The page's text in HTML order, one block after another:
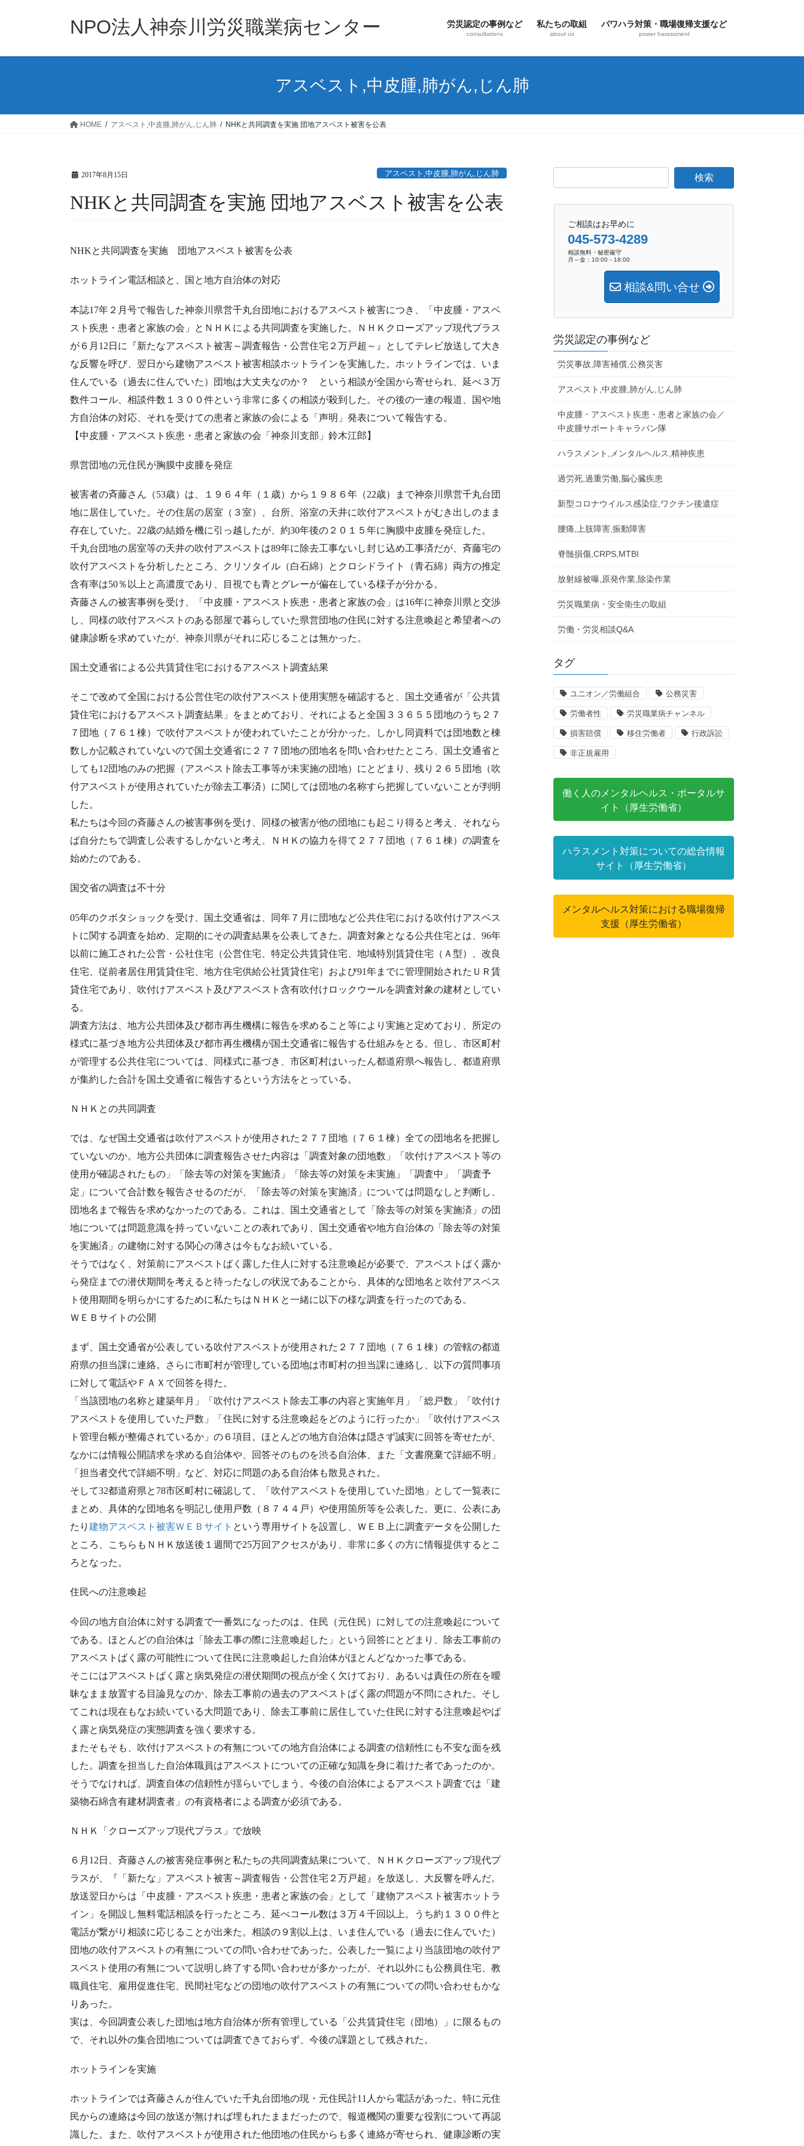
NPO法人神奈川労災職業病センター 労災認定の事例など
consultations
私たちの取組
about us
パワハラ対策・職場復帰支援など
power harassment
アスベスト,中皮腫,肺がん,じん肺
HOME アスベスト,中皮腫,肺がん,じん肺 NHKと共同調査を実施 団地アスベスト被害を公表
2017年8月15日 アスベスト,中皮腫,肺がん,じん肺
NHKと共同調査を実施 団地アスベスト被害を公表
NHKと共同調査を実施 団地アスベスト被害を公表
ホットライン電話相談と、国と地方自治体の対応
本誌17年２月号で報告した神奈川県営千丸台団地におけるアスベスト被害につき、「中皮腫・アスベ
スト疾患・患者と家族の会」とＮＨＫによる共同調査を実施した。ＮＨＫクローズアップ現代プラス
が６月12日に『新たなアスベスト被害～調査報告・公営住宅２万戸超～』としてテレビ放送して大き
な反響を呼び、翌日から建物アスベスト被害相談ホットラインを実施した。ホットラインでは、いま
住んでいる（過去に住んでいた）団地は大丈夫なのか？ という相談が全国から寄せられ、延べ３万
数件コール、相談件数１３００件という非常に多くの相談が殺到した。その後の一連の報道、国や地
方自治体の対応、それを受けての患者と家族の会による「声明」発表について報告する。
【中皮腫・アスベスト疾患・患者と家族の会「神奈川支部」鈴木江郎】
県営団地の元住民が胸膜中皮腫を発症
被害者の斉藤さん（53歳）は、１９６４年（１歳）から１９８６年（22歳）まで神奈川県営千丸台団
地に居住していた。その住居の居室（３室）、台所、浴室の天井に吹付アスベストがむき出しのまま
存在していた。22歳の結婚を機に引っ越したが、約30年後の２０１５年に胸膜中皮腫を発症した。
千丸台団地の居室等の天井の吹付アスベストは89年に除去工事ないし封じ込め工事済だが、斉藤宅の
吹付アスベストを分析したところ、クリソタイル（白石綿）とクロシドライト（青石綿）両方の推定
含有率は50％以上と高濃度であり、目視でも青とグレーが偏在している様子が分かる。
斉藤さんの被害事例を受け、「中皮腫・アスベスト疾患・患者と家族の会」は16年に神奈川県と交渉
し、同様の吹付アスベストのある部屋で暮らしていた県営団地の住民に対する注意喚起と希望者への
健康診断を求めていたが、神奈川県がそれに応じることは無かった。
国土交通省による公共賃貸住宅におけるアスベスト調査結果
そこで改めて全国における公営住宅の吹付アスベスト使用実態を確認すると、国土交通省が「公共賃
貸住宅におけるアスベスト調査結果」をまとめており、それによると全国３３６５５団地のうち２７
７団地（７６１棟）で吹付アスベストが使われていたことが分かった。しかし同資料では団地数と棟
数しか記載されていないので国土交通省に２７７団地の団地名を問い合わせたところ、国土交通省と
しても12団地のみの把握（アスベスト除去工事等が未実施の団地）にとどまり、残り２６５団地（吹
付アスベストが使用されていたが除去工事済）に関しては団地の名称すら把握していないことが判明
した。
私たちは今回の斉藤さんの被害事例を受け、同様の被害が他の団地にも起こり得ると考え、それなら
ば自分たちで調査し公表するしかないと考え、ＮＨＫの協力を得て２７７団地（７６１棟）の調査を
始めたのである。
国交省の調査は不十分
05年のクボタショックを受け、国土交通省は、同年７月に団地など公共住宅における吹付けアスベス
トに関する調査を始め、定期的にその調査結果を公表してきた。調査対象となる公共住宅とは、96年
以前に施工された公営・公社住宅（公営住宅、特定公共賃貸住宅、地域特別賃貸住宅（Ａ型）、改良
住宅、従前者居住用賃貸住宅、地方住宅供給公社賃貸住宅）および91年までに管理開始されたＵＲ賃
貸住宅であり、吹付けアスベスト及びアスベスト含有吹付けロックウールを調査対象の建材としてい
る。
調査方法は、地方公共団体及び都市再生機構に報告を求めること等により実施と定めており、所定の
様式に基づき地方公共団体及び都市再生機構が国土交通省に報告する仕組みをとる。但し、市区町村
が管理する公共住宅については、同様式に基づき、市区町村はいったん都道府県へ報告し、都道府県
が集約した合計を国土交通省に報告するという方法をとっている。
ＮＨＫとの共同調査
では、なぜ国土交通省は吹付アスベストが使用された２７７団地（７６１棟）全ての団地名を把握し
ていないのか。地方公共団体に調査報告させた内容は「調査対象の団地数」「吹付けアスベスト等の
使用が確認されたもの」「除去等の対策を実施済」「除去等の対策を未実施」「調査中」「調査予
定」について合計数を報告させるのだが、「除去等の対策を実施済」については問題なしと判断し、
団地名まで報告を求めなかったのである。これは、国土交通省として「除去等の対策を実施済」の団
地については問題意識を持っていないことの表れであり、国土交通省や地方自治体の「除去等の対策
を実施済」の建物に対する関心の薄さは今もなお続いている。
そうではなく、対策前にアスベストばく露した住人に対する注意喚起が必要で、アスベストばく露か
ら発症までの潜伏期間を考えると待ったなしの状況であることから、具体的な団地名と吹付アスベス
ト使用期間を明らかにするために私たちはＮＨＫと一緒に以下の様な調査を行ったのである。
ＷＥＢサイトの公開
まず、国土交通省が公表している吹付アスベストが使用された２７７団地（７６１棟）の管轄の都道
府県の担当課に連絡。さらに市町村が管理している団地は市町村の担当課に連絡し、以下の質問事項
に対して電話やＦＡＸで回答を得た。
「当該団地の名称と建築年月」「吹付けアスベスト除去工事の内容と実施年月」「総戸数」「吹付け
アスベストを使用していた戸数」「住民に対する注意喚起をどのように行ったか」「吹付けアスベス
ト管理台帳が整備されているか」の６項目。ほとんどの地方自治体は隠さず誠実に回答を寄せたが、
なかには情報公開請求を求める自治体や、回答そのものを渋る自治体、また「文書廃棄で詳細不明」
「担当者交代で詳細不明」など、対応に問題のある自治体も散見された。
そして32都道府県と78市区町村に確認して、「吹付アスベストを使用していた団地」として一覧表に
まとめ、具体的な団地名を明記し使用戸数（８７４４戸）や使用箇所等を公表した。更に、公表にあ
たり 建物アスベスト被害ＷＥＢサイト という専用サイトを設置し、ＷＥＢ上に調査データを公開した
ところ、こちらもＮＨＫ放送後１週間で25万回アクセスがあり、非常に多くの方に情報提供するとこ
ろとなった。
住民への注意喚起
今回の地方自治体に対する調査で一番気になったのは、住民（元住民）に対しての注意喚起について
である。ほとんどの自治体は「除去工事の際に注意喚起した」という回答にとどまり、除去工事前の
アスベストばく露の可能性について住民に注意喚起した自治体がほとんどなかった事である。
そこにはアスベストばく露と病気発症の潜伏期間の視点が全く欠けており、あるいは責任の所在を曖
昧なまま放置する目論見なのか、除去工事前の過去のアスベストばく露の問題が不問にされた。そし
てこれは現在もなお続いている大問題であり、除去工事前に居住していた住民に対する注意喚起やば
く露と病気発症の実態調査を強く要求する。
またそもそも、吹付けアスベストの有無についての地方自治体による調査の信頼性にも不安な面を残
した。調査を担当した自治体職員はアスベストについての正確な知識を身に着けた者であったのか。
そうでなければ、調査自体の信頼性が揺らいでしまう。今後の自治体によるアスベスト調査では「建
築物石綿含有建材調査者」の有資格者による調査が必須である。
ＮＨＫ「クローズアップ現代プラス」で放映
６月12日、斉藤さんの被害発症事例と私たちの共同調査結果について、ＮＨＫクローズアップ現代プ
ラスが、『「新たな」アスベスト被害～調査報告・公営住宅２万戸超』を放送し、大反響を呼んだ。
放送翌日からは「中皮腫・アスベスト疾患・患者と家族の会」として「建物アスベスト被害ホットラ
イン」を開設し無料電話相談を行ったところ、延べコール数は３万４千回以上。うち約１３００件と
電話が繋がり相談に応じることが出来た。相談の９割以上は、いま住んでいる（過去に住んでいた）
団地の吹付アスベストの有無についての問い合わせであった。公表した一覧により当該団地の吹付ア
スベスト使用の有無について説明し終了する問い合わせが多かったが、それ以外にも公務員住宅、教
職員住宅、雇用促進住宅、民間社宅などの団地の吹付アスベストの有無についての問い合わせもかな
りあった。
実は、今回調査公表した団地は地方自治体が所有管理している「公共賃貸住宅（団地）」に限るもの
で、それ以外の集合団地については調査できておらず、今後の課題として残された。
ホットラインを実施
ホットラインでは斉藤さんが住んでいた千丸台団地の現・元住民計11人から電話があった。特に元住
民からの連絡は今回の放送が無ければ埋もれたままだったので、報道機関の重要な役割について再認
識した。また、吹付アスベストが使用された他団地の住民からも多く連絡が寄せられ、健康診断の実
ご相談はお早めに
045-573-4289
相談無料・秘密厳守
月～金：10:00－18:00
相談&問い合せ
労災認定の事例など
労災事故,障害補償,公務災害
アスベスト,中皮腫,肺がん,じん肺
中皮腫・アスベスト疾患・患者と家族の会／
中皮腫サポートキャラバン隊
ハラスメント,メンタルヘルス,精神疾患
過労死,過重労働,脳心臓疾患
新型コロナウイルス感染症,ワクチン後遺症
腰痛,上肢障害,振動障害
脊髄損傷,CRPS,MTBI
放射線被曝,原発作業,除染作業
労災職業病・安全衛生の取組
労働・労災相談Q&A
タグ
ユニオン／労働組合 公務災害
労働者性 労災職業病チャンネル
損害賠償 移住労働者 行政訴訟
非正規雇用
働く人のメンタルヘルス・ポータルサ
イト（厚生労働省）
ハラスメント対策についての総合情報
サイト（厚生労働省）
メンタルヘルス対策における職場復帰
支援（厚生労働省）